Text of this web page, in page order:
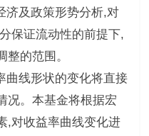
济及政策形势分析,对
保证流动性的前提下,
的范围。
曲线形状的变化将直接
况。本基金将根据宏
,对收益率曲线变化进